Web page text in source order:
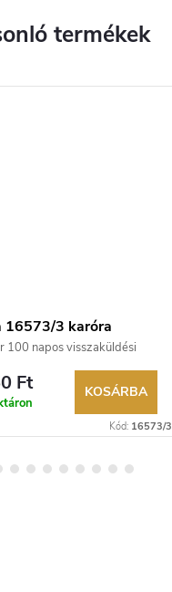
16573/3 karóra
100 napos visszaküldési
Hivatalos márkakereskedő.
Ft KOSÁRBA
Kód: 16573/3